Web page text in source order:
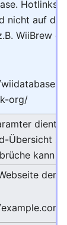
Hotlinks
nicht auf
WiiBrew
org/
dient
Übersicht
kann
der